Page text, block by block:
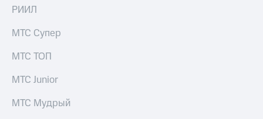
РИИЛ
МТС Супер
МТС ТОП
МТС Junior
МТС Мудрый